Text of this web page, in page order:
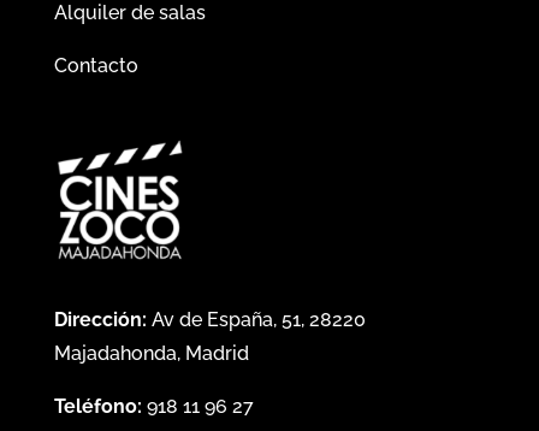
Alquiler de salas
Contacto
Dirección: Av de España, 51, 28220
Majadahonda, Madrid
Teléfono: 918 11 96 27